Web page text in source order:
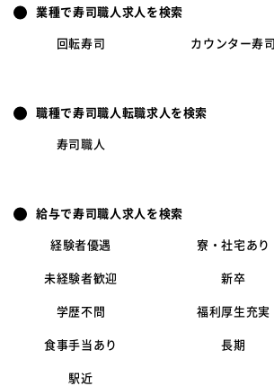
業種で寿司職人求人を検索
回転寿司 カウンター寿司
職種で寿司職人転職求人を検索
寿司職人
給与で寿司職人求人を検索
経験者優遇 寮・社宅あり
未経験者歓迎 新卒
学歴不問 福利厚生充実
食事手当あり 長期
駅近